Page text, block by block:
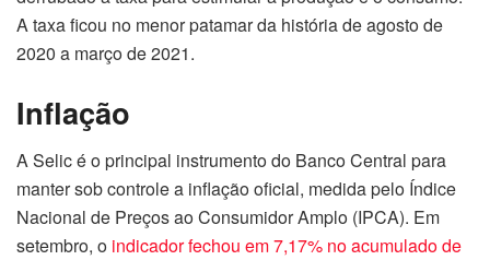
A taxa ficou no menor patamar da história de agosto de
2020 a março de 2021.
Inflação
A Selic é o principal instrumento do Banco Central para
manter sob controle a inflação oficial, medida pelo Índice
Nacional de Preços ao Consumidor Amplo (IPCA). Em
setembro, o indicador fechou em 7,17% no acumulado de